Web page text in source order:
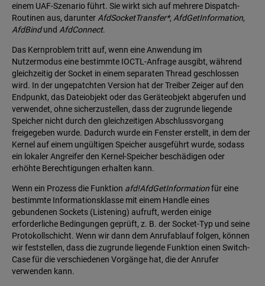
einem UAF-Szenario führt. Sie wirkt sich auf mehrere Dispatch-
Routinen aus, darunterAfdSocketTransfer*, AfdGetInformation,
AfdBindund AfdConnect.
Das Kernproblem tritt auf, wenn eine Anwendung im
Nutzermodus eine bestimmte IOCTL-Anfrage ausgibt, während
gleichzeitig der Socket in einem separaten Thread geschlossen
wird. In der ungepatchten Version hat der Treiber Zeiger auf den
Endpunkt, das Dateiobjekt oder das Geräteobjekt abgerufen und
verwendet, ohne sicherzustellen, dass der zugrunde liegende
Speicher nicht durch den gleichzeitigen Abschlussvorgang
freigegeben wurde. Dadurch wurde ein Fenster erstellt, in dem der
Kernel auf einem ungültigen Speicher ausgeführt wurde, sodass
ein lokaler Angreifer den Kernel-Speicher beschädigen oder
erhöhte Berechtigungen erhalten kann.
Wenn ein Prozess die Funktion afd!AfdGetInformationfür eine
bestimmte Informationsklasse mit einem Handle eines
gebundenen Sockets (Listening) aufruft, werden einige
erforderliche Bedingungen geprüft, z. B. der Socket-Typ und seine
Protokollschicht. Wenn wir dann dem Anrufablauf folgen, können
wir feststellen, dass die zugrunde liegende Funktion einen Switch-
Case für die verschiedenen Vorgänge hat, die der Anrufer
verwenden kann.